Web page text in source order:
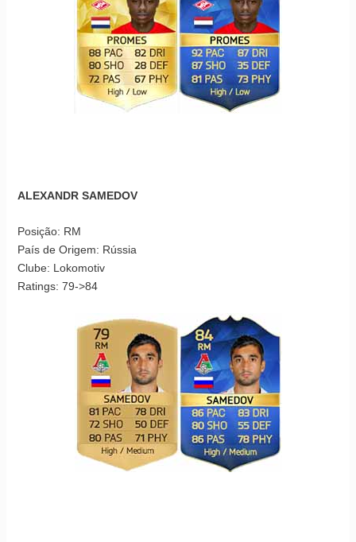
ALEXANDR SAMEDOV
Posição: RM
País de Origem: Rússia
Clube: Lokomotiv
Ratings: 79->84